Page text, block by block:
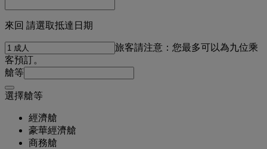
來回 請選取抵達日期
旅客請注意：您最多可以為九位乘
客預訂。
艙等
選擇艙等
經濟艙
豪華經濟艙
商務艙